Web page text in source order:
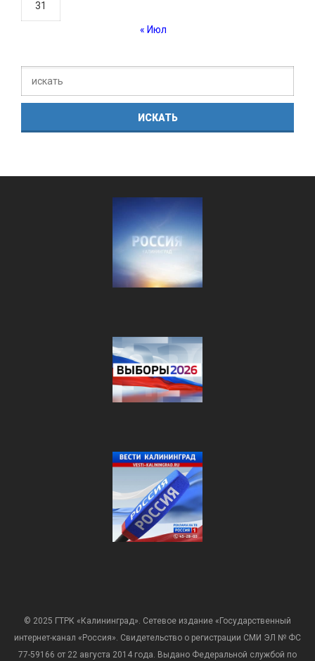
31
« Июл
© 2025 ГТРК «Калининград». Сетевое издание «Государственный
интернет-канал «Россия». Свидетельство о регистрации СМИ ЭЛ № ФС
77-59166 от 22 августа 2014 года. Выдано Федеральной службой по